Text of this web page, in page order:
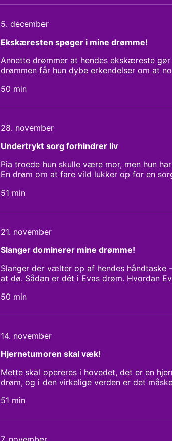
5. december
Ekskæresten spøger i mine drømme!
Annette drømmer at hendes ekskæreste
drømmen får hun dybe erkendelser om at
50 min
28. november
Undertrykt sorg forhindrer liv
Pia troede hun skulle være mor, men hun
En drøm om at fare vild lukker op for en
51 min
21. november
Slanger dominerer mine drømme!
Slanger der vælter op af hendes håndtaske
at dø. Sådan er dét i Evas drøm. Hvordan
Dagens værter: Michael Rohde og Pauline
50 min
14. november
Hjernetumoren skal væk!
Mette skal opereres i hovedet, det er en
drøm, og i den virkelige verden er det
Dagens værter: Michael Rohde og Pauline
51 min